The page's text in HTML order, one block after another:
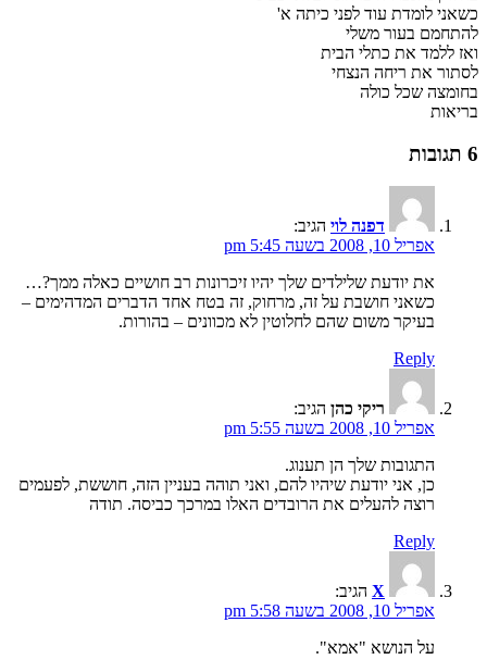
כשאני לומדת עוד לפני כיתה א'
להתחמם בעור משלי
ואז ללמד את כתלי הבית
לסתור את ריחה הנצחי
בחומצה שכל כולה
בריאות
6 תגובות
דפנה לוי הגיב:
אפריל 10, 2008 בשעה 5:45 pm
את יודעת שלילדים שלך יהיו זיכרונות רב חושיים כאלה ממך?…
כשאני חושבת על זה, מרחוק, זה בטח אחד הדברים המדהימים –
בעיקר משום שהם לחלוטין לא מכוונים – בהורות.
Reply
ריקי כהן הגיב:
אפריל 10, 2008 בשעה 5:55 pm
התגובות שלך הן תענוג.
כן, אני יודעת שיהיו להם, ואני תוהה בעניין הזה, חוששת, לפעמים
רוצה להעלים את הרובדים האלו במרכך כביסה. תודה
Reply
X הגיב:
אפריל 10, 2008 בשעה 5:58 pm
על הנושא "אמא".